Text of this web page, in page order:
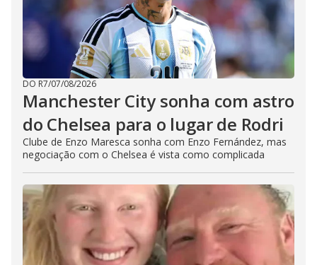
DO R7/07/08/2026
Manchester City sonha com astro
do Chelsea para o lugar de Rodri
Clube de Enzo Maresca sonha com Enzo Fernández, mas
negociação com o Chelsea é vista como complicada